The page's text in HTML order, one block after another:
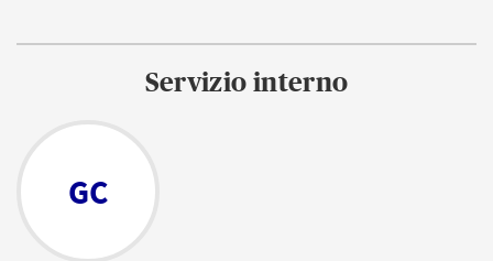
Servizio interno
GC